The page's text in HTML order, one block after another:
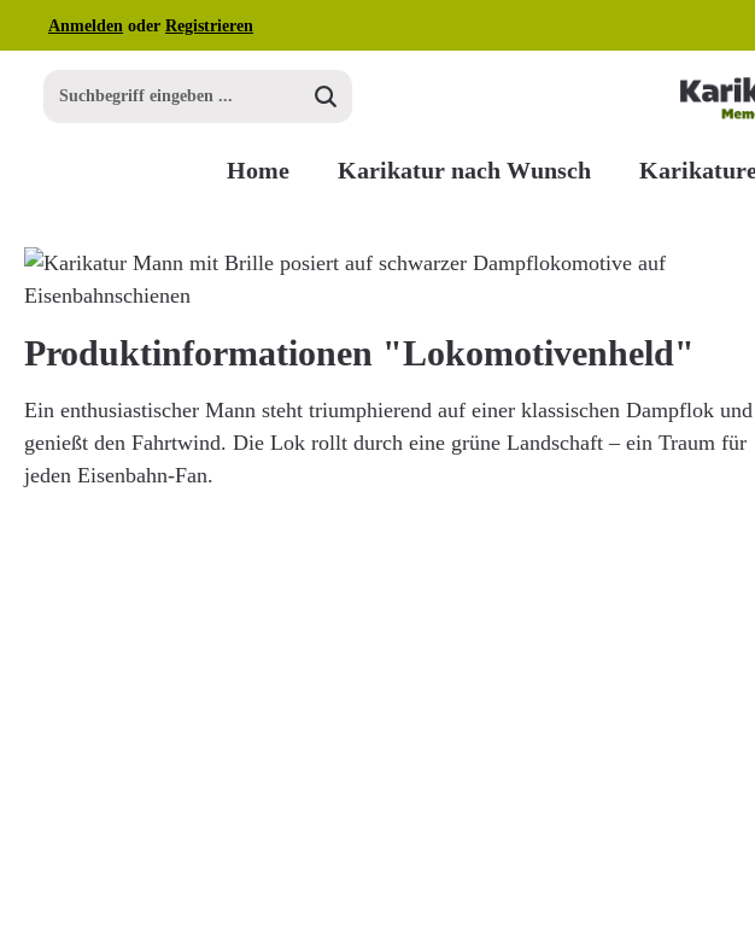
Hauptinhalt springen
Zur Suche springen
Zur Hauptnavigation springen
Anmelden oder Registrieren
Home Karikatur nach Wunsch
Bildergalerie überspringen
Produktinformationen "Lokomotivenheld"
Ein enthusiastischer Mann steht triumphierend auf einer klassischen Dampflok und
genießt den Fahrtwind. Die Lok rollt durch eine grüne Landschaft – ein Traum für
jeden Eisenbahn-Fan.